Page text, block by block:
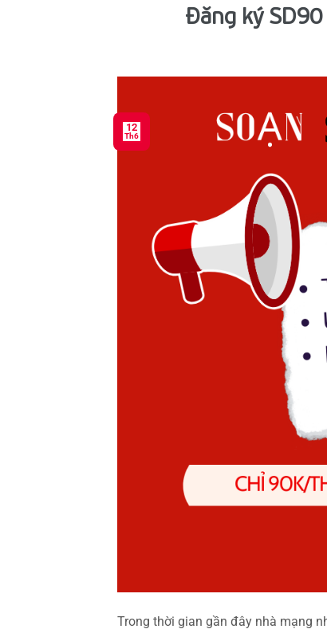
Đăng ký
12
Th6
Trong thời gian gần đây nhà mạng